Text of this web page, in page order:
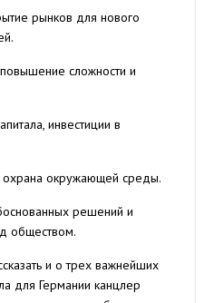
рынков для нового
сложности и
инвестиции в
охрана окружающей среды.
решений и
обществом.
и о трех важнейших
для Германии канцлер